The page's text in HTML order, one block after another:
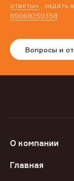
ответы» , задать
89068250358
Вопросы и
О компании
Главная